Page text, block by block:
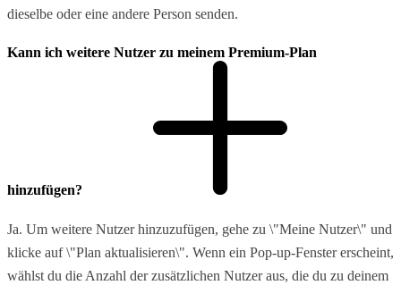
dieselbe oder eine andere Person senden.
Kann ich weitere Nutzer zu meinem Premium-Plan
hinzufügen?
Ja. Um weitere Nutzer hinzuzufügen, gehe zu \"Meine Nutzer\" und
klicke auf \"Plan aktualisieren\". Wenn ein Pop-up-Fenster erscheint,
wählst du die Anzahl der zusätzlichen Nutzer aus, die du zu deinem